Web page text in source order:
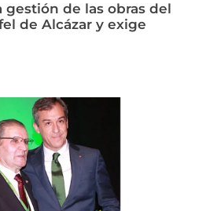
gestión de las obras del
de Alcázar y exige